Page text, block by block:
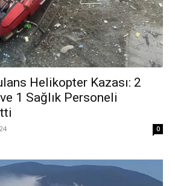
Helikopter Kazası: 2
1 Sağlık Personeli
0